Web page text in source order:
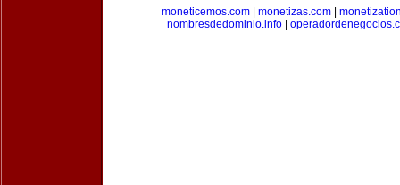
moneticemos.com
monetizas.com
nombresdedominio.info|